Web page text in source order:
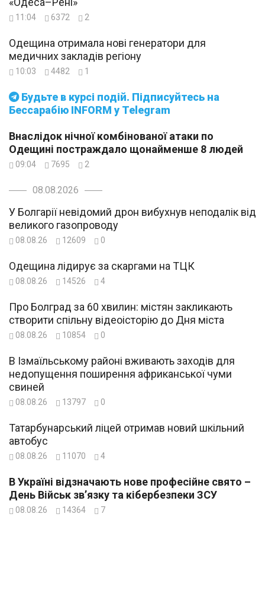
Будьте в курсі подій. Підписуйтесь на
Бессарабію INFORM у Telegram
11:04 6372 2
Одещина отримала нові генератори для
медичних закладів регіону
10:03 4482 1
Внаслідок нічної комбінованої атаки по
Одещині постраждало щонайменше 8 людей
09:04 7695 2
08.08.2026
У Болгарії невідомий дрон вибухнув неподалік від
великого газопроводу
08.08.26 12609 0
Одещина лідирує за скаргами на ТЦК
08.08.26 14526 4
Про Болград за 60 хвилин: містян закликають
створити спільну відеоісторію до Дня міста
08.08.26 10854 0
В Ізмаїльському районі вживають заходів для
недопущення поширення африканської чуми
свиней
08.08.26 13797 0
Татарбунарський ліцей отримав новий шкільний
автобус
08.08.26 11070 4
В Україні відзначають нове професійне свято –
День Військ зв’язку та кібербезпеки ЗСУ
08.08.26 14364 7